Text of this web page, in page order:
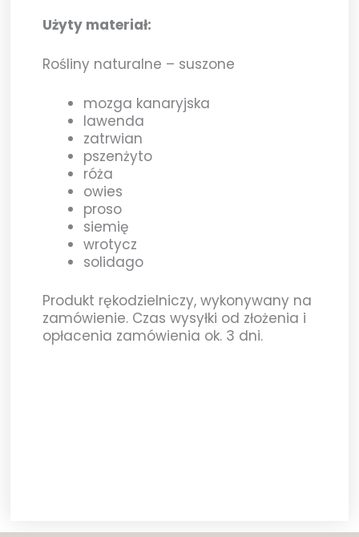
Użyty materiał:
Rośliny naturalne – suszone
mozga kanaryjska
lawenda
zatrwian
pszenżyto
róża
owies
proso
siemię
wrotycz
solidago
Produkt rękodzielniczy, wykonywany na
zamówienie. Czas wysyłki od złożenia i
opłacenia zamówienia ok. 3 dni.